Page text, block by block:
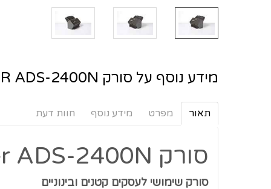
מידע נוסף על סורק BROTHER ADS-2400N
תאור מפרט מידע נוסף חוות דעת
סורק Brother ADS-2400N
סורק שימושי לעסקים קטנים ובינוניים